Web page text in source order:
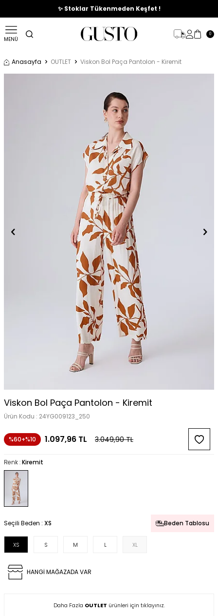
🎉%70'e Varan Büyük Yaz İndirim Başladı !
✨ Stoklar Tükenmeden Keşfet !
MENÜ
0
Anasayfa OUTLET Viskon Bol Paça Pantolon - Kiremit
Viskon Bol Paça Pantolon - Kiremit
Ürün Kodu : 24YG009123_250
%60+%10 1.097,96 TL 3.049,90TL
Renk :Kiremit
Seçili Beden : XS Beden Tablosu
XS S M L XL
HANGİ MAĞAZADA VAR
Daha Fazla OUTLET ürünleri için tıklayınız.